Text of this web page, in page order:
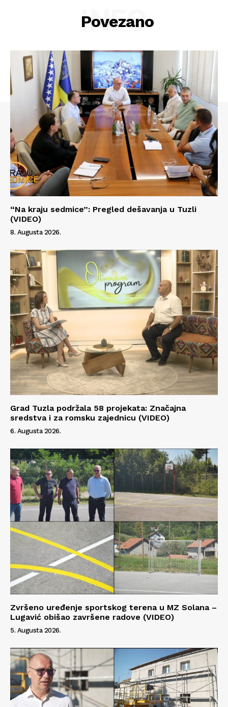
Info
O nama
Kontakt
Impressum
Povezano
INFO
“Na kraju sedmice”: Pregled dešavanja u Tuzli
(VIDEO)
8. Augusta 2026.
Grad Tuzla podržala 58 projekata: Značajna
sredstva i za romsku zajednicu (VIDEO)
6. Augusta 2026.
Zvršeno uređenje sportskog terena u MZ Solana –
Lugavić obišao završene radove (VIDEO)
5. Augusta 2026.